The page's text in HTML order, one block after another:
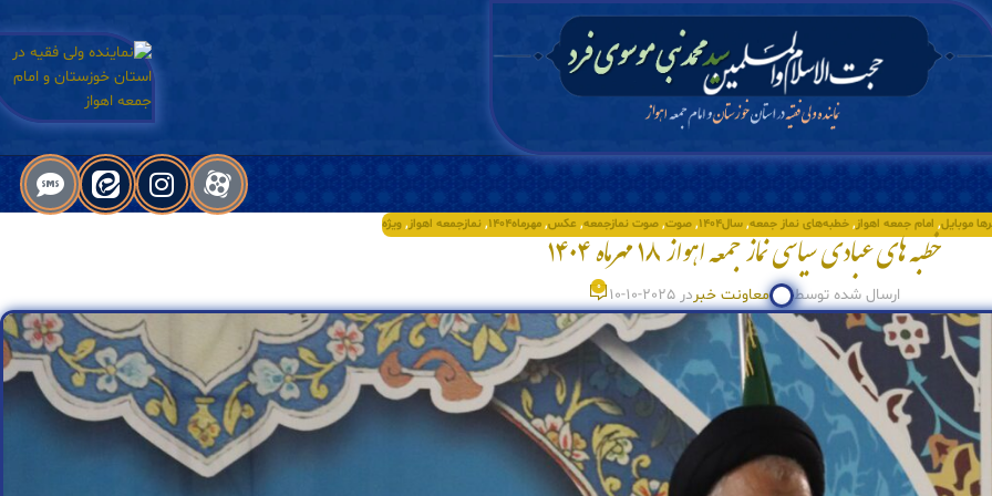
موبایل, امام جمعه اهواز,خطبه‌های نماز جمعه,سال۱۴۰۴ ,صوت,صوت نمازجمعه, عکس,مهرماه۱۴۰۴ , نمازجمعه اهواز,ویژه خطبه های عبادی سیاسی نماز جمعه اهواز ۱۸ مهرماه ۱۴۰۴
ارسال شده توسط معاونت خبر در 2025-10-10 0